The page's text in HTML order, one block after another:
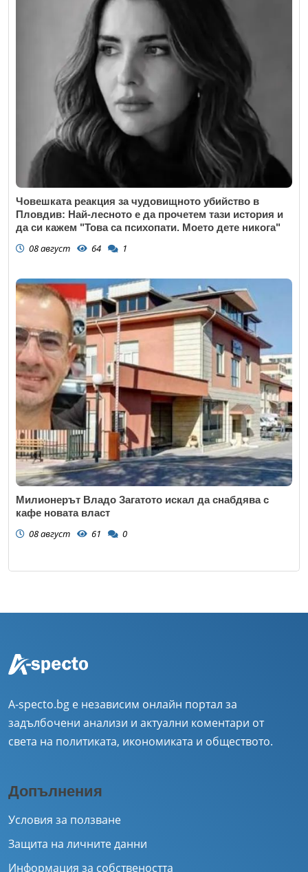
Човешката реакция за чудовищното убийство в
Пловдив: Най-лесното е да прочетем тази история и
да си кажем "Това са психопати. Моето дете никога"
08 август 64 1
Милионерът Владо Загатото искал да снабдява с
кафе новата власт
08 август 61 0
A-specto.bg е независим онлайн портал за
задълбочени анализи и актуални коментари от
света на политиката, икономиката и обществото.
Допълнения
Условия за ползване
Защита на личните данни
Информация за собствеността